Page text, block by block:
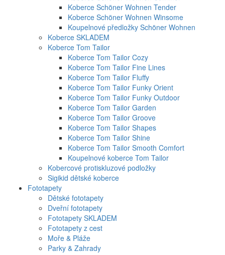
Koberce Schöner Wohnen Tender
Koberce Schöner Wohnen Winsome
Koupelnové předložky Schöner Wohnen
Koberce SKLADEM
Koberce Tom Tailor
Koberce Tom Tailor Cozy
Koberce Tom Tailor Fine Lines
Koberce Tom Tailor Fluffy
Koberce Tom Tailor Funky Orient
Koberce Tom Tailor Funky Outdoor
Koberce Tom Tailor Garden
Koberce Tom Tailor Groove
Koberce Tom Tailor Shapes
Koberce Tom Tailor Shine
Koberce Tom Tailor Smooth Comfort
Koupelnové koberce Tom Tailor
Kobercové protiskluzové podložky
Sigikid dětské koberce
Fototapety
Dětské fototapety
Dveřní fototapety
Fototapety SKLADEM
Fototapety z cest
Moře & Pláže
Parky & Zahrady